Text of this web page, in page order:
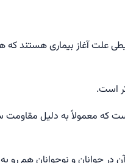
علت آغاز بیماری هستند
است.
است که معمولاً به دلیل